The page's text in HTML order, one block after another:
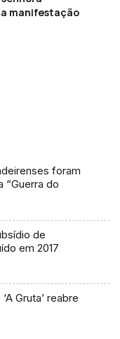
manifestação
foram
“Guerra do
de
em 2017
Gruta’ reabre